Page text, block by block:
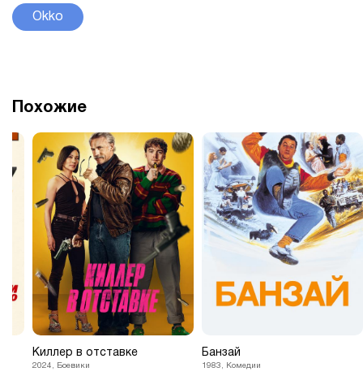
Okko
Похожие
Киллер в отставке
2024, Боевики
Банзай
1983, Комедии